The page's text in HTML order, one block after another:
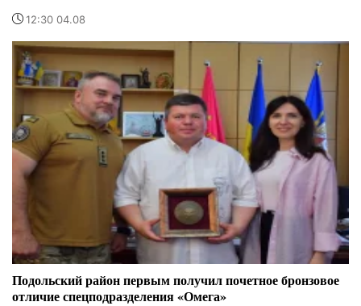
12:30 04.08
Подольский район первым получил почетное бронзовое
отличие спецподразделения «Омега»